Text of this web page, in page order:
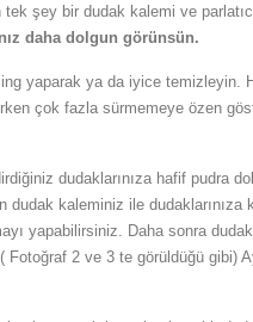
tek şey bir dudak kalemi ve
daha dolgun görünsün.
yaparak ya da iyice temizleyin.
çok fazla sürmemeye özen
dudaklarınıza hafif pudra
dudak kaleminiz ile dudaklarınıza
yapabilirsiniz. Daha sonra
2 ve 3 te görüldüğü gibi)